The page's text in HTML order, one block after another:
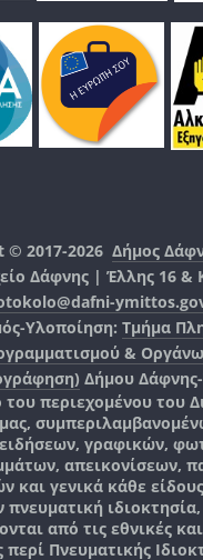
© 2017-2026Δήμος
Δάφνης | Έλλης 16 &
Υλοποίηση: Τμήμα
&
Δήμου
του περιεχομένου του
γραφικών,
απεικονίσεων,
και γενικά κάθε
πνευματική
από τις εθνικές
περί Πνευματικής